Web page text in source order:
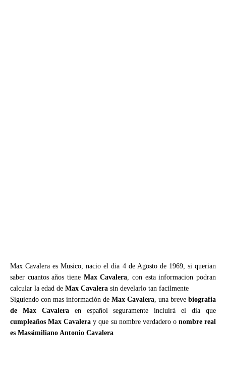
Max Cavalera es Musico, nacio el dia 4 de Agosto de 1969, si querian
saber cuantos años tiene Max Cavalera, con esta informacion podran
calcular la edad de Max Cavalera sin develarlo tan facilmente
Siguiendo con mas información de Max Cavalera, una breve biografia
de Max Cavaleraen español seguramente incluirá el dia que
cumpleaños Max Cavalera y que su nombre verdadero o nombre real
es Massimiliano Antonio Cavalera